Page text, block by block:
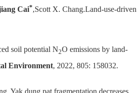
Cai*,Scott X. Chang.Land-use-driven
soil potential N2O emissions by land-
Environment, 2022, 805: 158032.
Yak dung pat fragmentation decreases